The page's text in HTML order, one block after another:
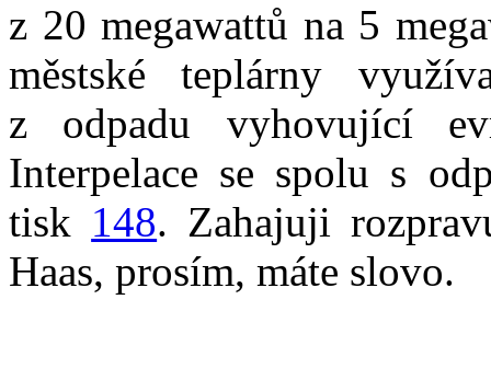
z 20 megawattů na 5
městské teplárny
z odpadu vyhovující
Interpelace se spolu s
tisk 148. Zahajuji
Haas, prosím, máte slovo.